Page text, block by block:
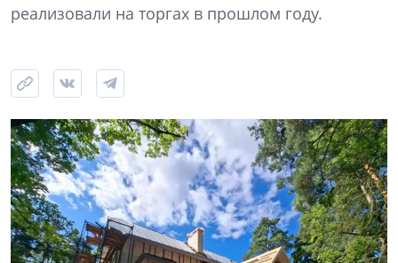
реализовали на торгах в прошлом году.